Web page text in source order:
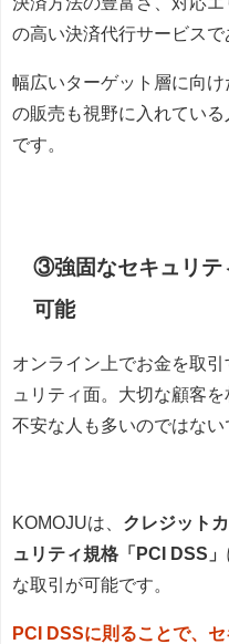
の高い決済代行サービスで
幅広いターゲット層に向
の販売も視野に入れてい
です。
③強固なセキュリテ
可能
オンライン上でお金を取
ュリティ面。大切な顧客
不安な人も多いのではない
KOMOJUは、 クレジット
ュリティ規格「PCI DSS」
な取引が可能です。
PCI DSSに則ることで、